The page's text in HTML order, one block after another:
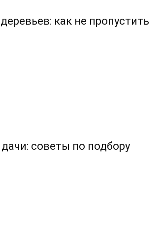
как не пропустить
советы по подбору